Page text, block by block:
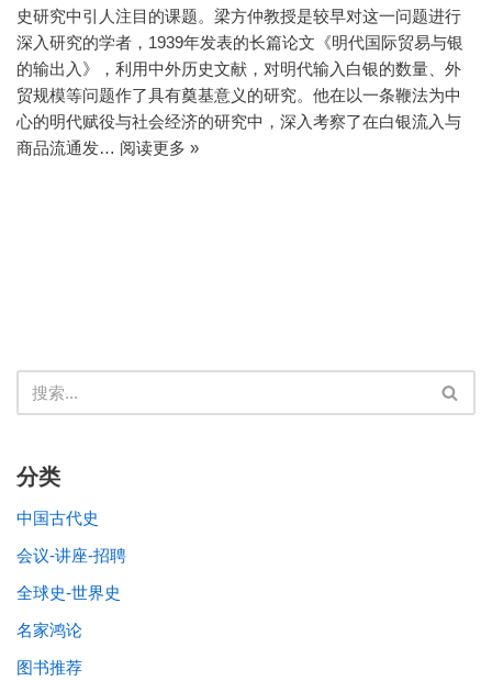
史研究中引人注目的课题。梁方仲教授是较早对这一问题进行
深入研究的学者，1939年发表的长篇论文《明代国际贸易与银
的输出入》，利用中外历史文献，对明代输入白银的数量、外
贸规模等问题作了具有奠基意义的研究。他在以一条鞭法为中
心的明代赋役与社会经济的研究中，深入考察了在白银流入与
商品流通发… 阅读更多 »
分类
中国古代史
会议-讲座-招聘
全球史-世界史
名家鸿论
图书推荐